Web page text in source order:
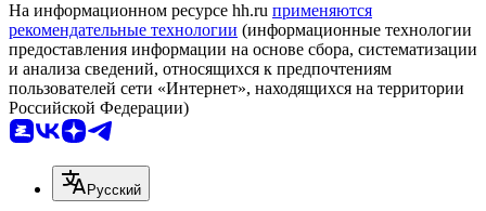
На информационном ресурсе hh.ru применяются
рекомендательные технологии (информационные технологии
предоставления информации на основе сбора, систематизации
и анализа сведений, относящихся к предпочтениям
пользователей сети «Интернет», находящихся на территории
Российской Федерации)
Русский